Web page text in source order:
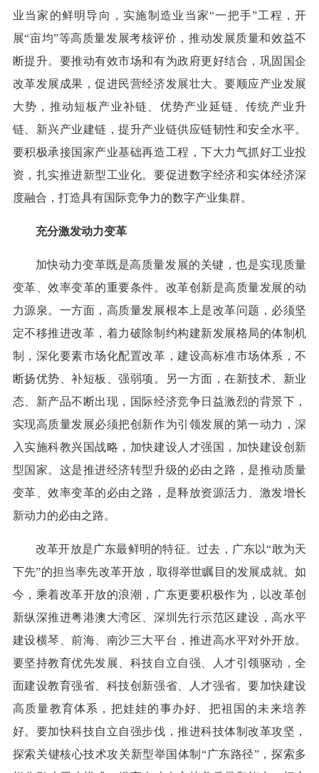
业当家的鲜明导向，实施制造业当家“一把手”工程，开
展“亩均”等高质量发展考核评价，推动发展质量和效益不
断提升。要推动有效市场和有为政府更好结合，巩固国企
改革发展成果，促进民营经济发展壮大。要顺应产业发展
大势，推动短板产业补链、优势产业延链、传统产业升
链、新兴产业建链，提升产业链供应链韧性和安全水平。
要积极承接国家产业基础再造工程，下大力气抓好工业投
资，扎实推进新型工业化。要促进数字经济和实体经济深
度融合，打造具有国际竞争力的数字产业集群。
充分激发动力变革
加快动力变革既是高质量发展的关键，也是实现质量
变革、效率变革的重要条件。改革创新是高质量发展的动
力源泉。一方面，高质量发展根本上是改革问题，必须坚
定不移推进改革，着力破除制约构建新发展格局的体制机
制，深化要素市场化配置改革，建设高标准市场体系，不
断扬优势、补短板、强弱项。另一方面，在新技术、新业
态、新产品不断出现，国际经济竞争日益激烈的背景下，
实现高质量发展必须把创新作为引领发展的第一动力，深
入实施科教兴国战略，加快建设人才强国，加快建设创新
型国家。这是推进经济转型升级的必由之路，是推动质量
变革、效率变革的必由之路，是释放资源活力、激发增长
新动力的必由之路。
改革开放是广东最鲜明的特征。过去，广东以“敢为天
下先”的担当率先改革开放，取得举世瞩目的发展成就。如
今，乘着改革开放的浪潮，广东更要积极作为，以改革创
新纵深推进粤港澳大湾区、深圳先行示范区建设，高水平
建设横琴、前海、南沙三大平台，推进高水平对外开放。
要坚持教育优先发展、科技自立自强、人才引领驱动，全
面建设教育强省、科技创新强省、人才强省。要加快建设
高质量教育体系，把娃娃的事办好、把祖国的未来培养
好。要加快科技自立自强步伐，推进科技体制改革攻坚，
探索关键核心技术攻关新型举国体制“广东路径”，探索多